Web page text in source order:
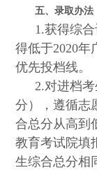
五、录取办法
1.获得综
得低于2020年
优先投档线。
2.对进档
分），遵循志
合总分从高到
教育考试院填
生综合总分相